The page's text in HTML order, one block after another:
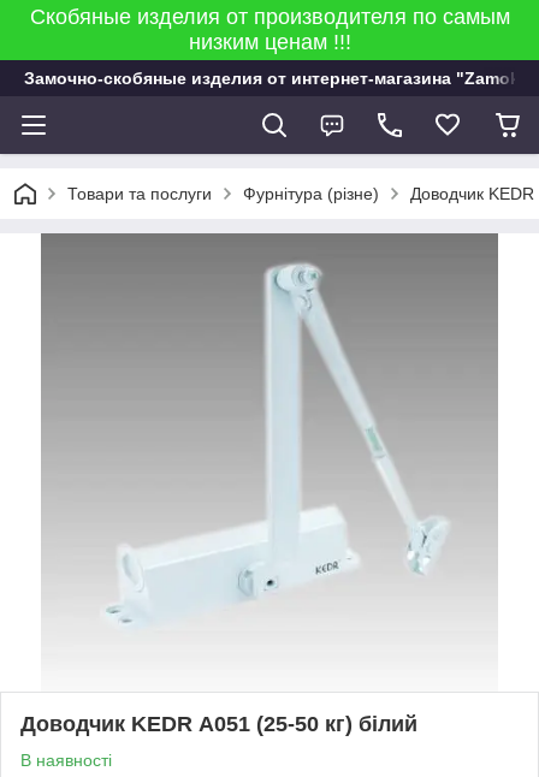
Скобяные изделия от производителя по самым
низким ценам !!!
Замочно-скобяные изделия от интернет-магазина "Zamok
Товари та послуги Фурнітура (різне) Доводчик
Доводчик KEDR А051 (25-50 кг) білий
В наявності